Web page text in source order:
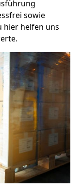
sowie
hier helfen uns